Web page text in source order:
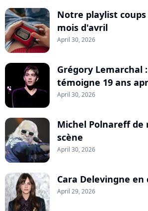
Notre playlist
mois d'avril
April 30, 2026
Grégory Lemarchal
témoigne 19 ans
April 30, 2026
Michel Polnareff
scène
April 30, 2026
Cara Delevingne en
April 29, 2026